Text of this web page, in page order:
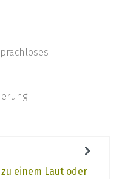
einem Laut oder